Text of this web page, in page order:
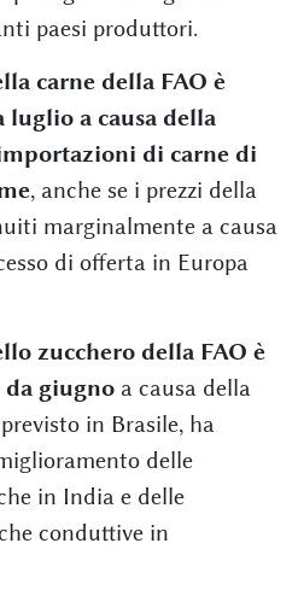
paesi produttori.
carne della FAO è
luglio a causa della
di carne di
, anche se i prezzi della
marginalmente a causa
di offerta in Europa
zucchero della FAO è
da giugnoa causa della
in Brasile, ha
delle
in India e delle
conduttive in